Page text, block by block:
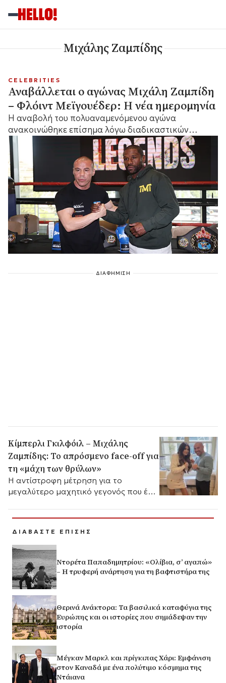
Μιχάλης Ζαμπίδης
CELEBRITIES
Αναβάλλεται ο αγώνας Μιχάλη Ζαμπίδη
– Φλόιντ Μεϊγουέδερ: Η νέα ημερομηνία
Η αναβολή του πολυαναμενόμενου αγώνα
ανακοινώθηκε επίσημα λόγω διαδικαστικών
ζητημάτων.
ΔΙΑΦΗΜΙΣΗ
Κίμπερλι Γκιλφόιλ – Μιχάλης
Ζαμπίδης: Το απρόσμενο face-off για
τη «μάχη των θρύλων»
Η αντίστροφη μέτρηση για το
μεγαλύτερο μαχητικό γεγονός που έχει
ΔΙΑΒΑΣΤΕ ΕΠΙΣΗΣ
Ντορέτα Παπαδημητρίου: «Ολίβια, σ’ αγαπώ»
– Η τρυφερή ανάρτηση για τη βαφτιστήρα της
Θερινά Ανάκτορα: Τα βασιλικά καταφύγια της
Ευρώπης και οι ιστορίες που σημάδεψαν την
ιστορία
Μέγκαν Μαρκλ και πρίγκιπας Χάρι: Εμφάνιση
στον Καναδά με ένα πολύτιμο κόσμημα της
Ντάιανα